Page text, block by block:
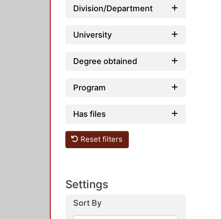
Division/Department
University
Degree obtained
Program
Has files
Reset filters
Settings
Sort By